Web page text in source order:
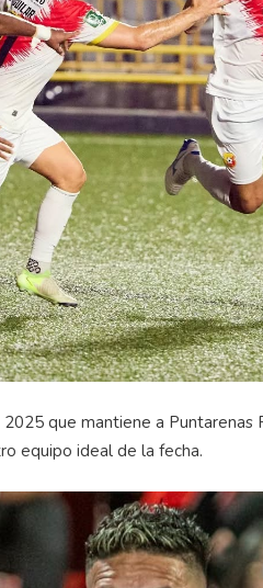
que mantiene a
equipo ideal de la fecha.